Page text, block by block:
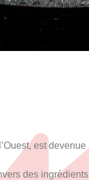
est
des